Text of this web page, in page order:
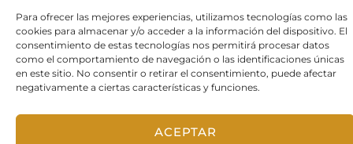
Para ofrecer las mejores experiencias, utilizamos tecnologías como las
cookies para almacenar y/o acceder a la información del dispositivo. El
consentimiento de estas tecnologías nos permitirá procesar datos
como el comportamiento de navegación o las identificaciones únicas
en este sitio. No consentir o retirar el consentimiento, puede afectar
negativamente a ciertas características y funciones.
ACEPTAR
Condiciones
Generales de
Compra
© 2025. Iber Coming Todos los derechos reservados.